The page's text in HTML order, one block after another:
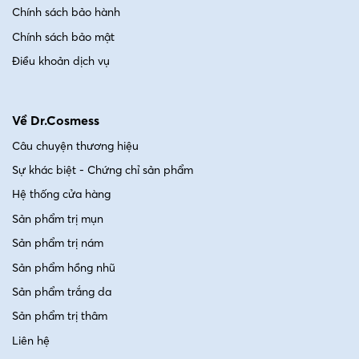
Underarm Cream chứa các thành phần giúp làm
mềm lớp sừng, hỗ trợ tái tạo bề mặt da, từ đó giảm
hẳn tình trạng sần sùi và mang lại làn da sáng hơn.
Không chỉ dừng lại ở làm sáng, sản phẩm còn cung
cấp độ ẩm nhờ các thành phần như Glycerin, Vitamin
B5, Vitamin B8. Những dưỡng chất này giúp da giữ
Chính sách bảo hành
Chính sách bảo mật
Điều khoản dịch vụ
Về Dr.Cosmess
Câu chuyện thương hiệu
Sự khác biệt - Chứng chỉ sản phẩm
Hệ thống cửa hàng
Sản phẩm trị mụn
Sản phẩm trị nám
Sản phẩm hồng nhũ
Sản phẩm trắng da
Sản phẩm trị thâm
Liên hệ